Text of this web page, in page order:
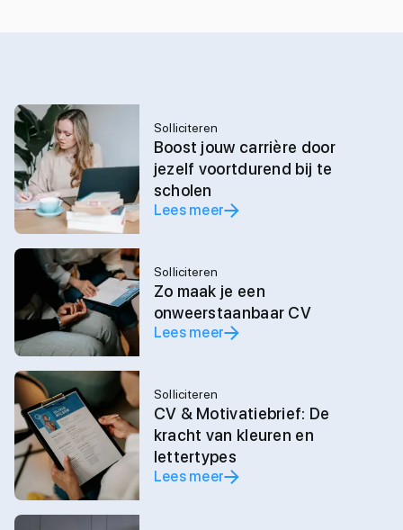
Solliciteren
Boost jouw carrière door
jezelf voortdurend bij te
scholen
Lees meer
Solliciteren
Zo maak je een
onweerstaanbaar CV
Lees meer
Solliciteren
CV & Motivatiebrief: De
kracht van kleuren en
lettertypes
Lees meer